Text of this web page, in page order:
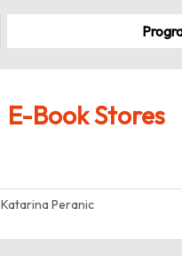
E-Book Stores
Katarina Peranic